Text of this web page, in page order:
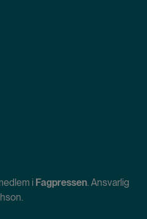
i Fagpressen. Ansvarlig